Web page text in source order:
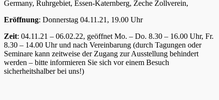
Germany, Ruhrgebiet, Essen-Katernberg, Zeche Zollverein,
Eröffnung: Donnerstag 04.11.21, 19.00 Uhr
Zeit: 04.11.21 – 06.02.22, geöffnet Mo. – Do. 8.30 – 16.00 Uhr, Fr.
8.30 – 14.00 Uhr und nach Vereinbarung (durch Tagungen oder
Seminare kann zeitweise der Zugang zur Ausstellung behindert
werden – bitte informieren Sie sich vor einem Besuch
sicherheitshalber bei uns!)